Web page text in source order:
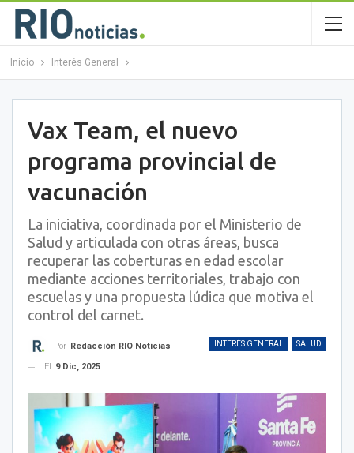
Inicio Interés General
Vax Team, el nuevo
programa provincial de
vacunación
La iniciativa, coordinada por el Ministerio de
Salud y articulada con otras áreas, busca
recuperar las coberturas en edad escolar
mediante acciones territoriales, trabajo con
escuelas y una propuesta lúdica que motiva el
control del carnet.
INTERÉS GENERAL SALUD
Por Redacción RIO Noticias
El
9 Dic, 2025